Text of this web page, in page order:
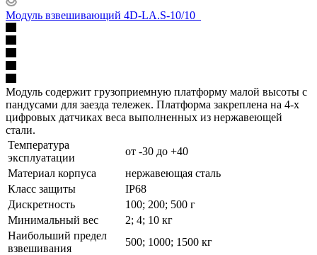
Модуль взвешивающий 4D-LA.S-10/10_
Модуль содержит грузоприемную платформу малой высоты с
пандусами для заезда тележек. Платформа закреплена на 4-х
цифровых датчиках веса выполненных из нержавеющей
стали.
Температура
эксплуатации
от -30 до +40
Материал корпуса
нержавеющая сталь
Класс защиты
IP68
Дискретность
100; 200; 500 г
Минимальный вес
2; 4; 10 кг
Наибольший предел
взвешивания
500; 1000; 1500 кг